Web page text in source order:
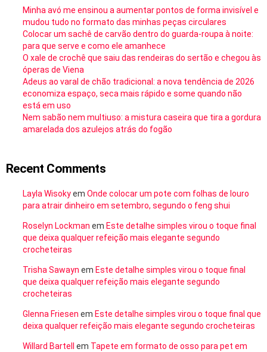
Minha avó me ensinou a aumentar pontos de forma invisível e
mudou tudo no formato das minhas peças circulares
Colocar um sachê de carvão dentro do guarda-roupa à noite:
para que serve e como ele amanhece
O xale de crochê que saiu das rendeiras do sertão e chegou às
óperas de Viena
Adeus ao varal de chão tradicional: a nova tendência de 2026
economiza espaço, seca mais rápido e some quando não
está em uso
Nem sabão nem multiuso: a mistura caseira que tira a gordura
amarelada dos azulejos atrás do fogão
Recent Comments
Layla Wisokyem Onde colocar um pote com folhas de louro
para atrair dinheiro em setembro, segundo o feng shui
Roselyn Lockman em Este detalhe simples virou o toque final
que deixa qualquer refeição mais elegante segundo
crocheteiras
Trisha Sawayn em Este detalhe simples virou o toque final
que deixa qualquer refeição mais elegante segundo
crocheteiras
Glenna Friesen em Este detalhe simples virou o toque final que
deixa qualquer refeição mais elegante segundo crocheteiras
Willard Bartell em Tapete em formato de osso para pet em